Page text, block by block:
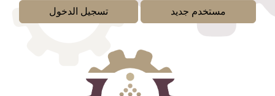
مستخدم جديد تسجيل الدخول